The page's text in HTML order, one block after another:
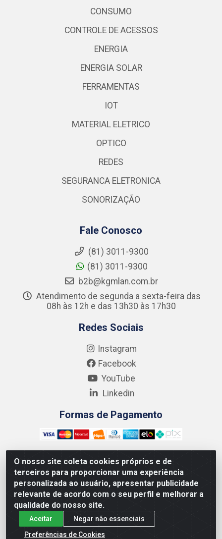
O nosso site coleta cookies próprios e de
terceiros para proporcionar uma experiência
personalizada ao usuário, apresentar publicidade
relevante de acordo com o seu perfil e melhorar a
qualidade do nosso site.
Aceitar
Negar não essenciais
Preferências de Cookies
CONSUMO
CONTROLE DE ACESSOS
ENERGIA
ENERGIA SOLAR
FERRAMENTAS
IOT
MATERIAL ELETRICO
OPTICO
REDES
SEGURANCA ELETRONICA
SONORIZAÇÃO
Fale Conosco
(81) 3011-9300
(81) 3011-9300
b2b@kgmlan.com.br
Atendimento de segunda a sexta-feira das
08h às 12h e das 13h30 às 17h30
Redes Sociais
Instagram
Facebook
YouTube
Linkedin
Formas de Pagamento
Kgmlan Distribuidora LTDA - CNPJ 18.217.682/0001-54 -
Rua Pedro de Barros Cavalcante, 58 - Bultrins, Olinda/PE
- CEP 53320-110